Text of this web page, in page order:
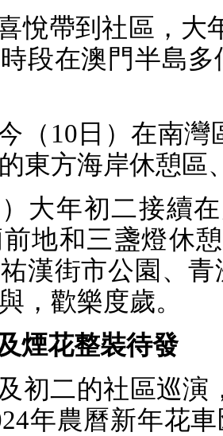
悅帶到社區，大
段在澳門半島
（ 10 日）在南灣
東方海岸休憩區
）大年初二接續
地和三盞燈休
漢街市公園、
，歡樂度歲。
煙花整裝待發
初二的社區巡演
年農曆新年花